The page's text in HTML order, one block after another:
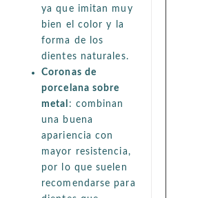
ya que imitan muy
bien el color y la
forma de los
dientes naturales.
Coronas de
porcelana sobre
metal : combinan
una buena
apariencia con
mayor resistencia,
por lo que suelen
recomendarse para